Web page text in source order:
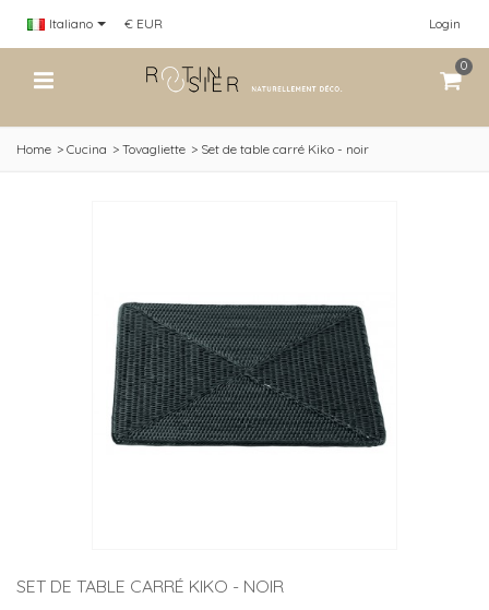
Italiano Login
€ EUR
0
Home > Cucina > Tovagliette > Set de table carré Kiko - noir
SET DE TABLE CARRÉ KIKO - NOIR